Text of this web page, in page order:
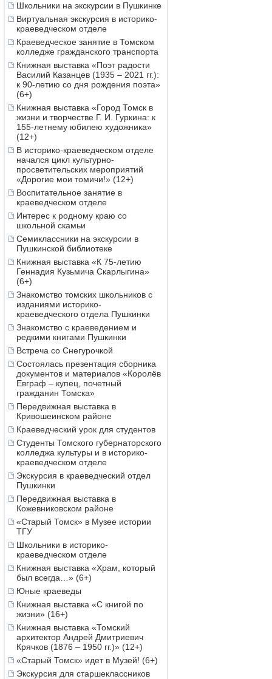
Школьники на экскурсии в Пушкинке
Виртуальная экскурсия в историко-
краеведческом отделе
Краеведческое занятие в Томском
колледже гражданского транспорта
Книжная выставка «Поэт радости
Василий Казанцев (1935 – 2021 гг.):
к 90-летию со дня рождения поэта»
(6+)
Книжная выставка «Город Томск в
жизни и творчестве Г. И. Гуркина: к
155-летнему юбилею художника»
(12+)
В историко-краеведческом отделе
начался цикл культурно-
просветительских мероприятий
«Дорогие мои томичи!» (12+)
Воспитательное занятие в
краеведческом отделе
Интерес к родному краю со
школьной скамьи
Семиклассники на экскурсии в
Пушкинской библиотеке
Книжная выставка «К 75-летию
Геннадия Кузьмича Скарлыгина»
(6+)
Знакомство томских школьников с
изданиями историко-
краеведческого отдела Пушкинки
Знакомство с краеведением и
редкими книгами Пушкинки
Встреча со Снегурочкой
Состоялась презентация сборника
документов и материалов «Королёв
Евграф – купец, почетный
гражданин Томска»
Передвижная выставка в
Кривошеинском районе
Краеведческий урок для студентов
Студенты Томского губернаторского
колледжа культуры и в историко-
краеведческом отделе
Экскурсия в краеведческий отдел
Пушкинки
Передвижная выставка в
Кожевниковском районе
«Старый Томск» в Музее истории
ТГУ
Школьники в историко-
краеведческом отделе
Книжная выставка «Храм, который
был всегда…» (6+)
Юные краеведы
Книжная выставка «С книгой по
жизни» (16+)
Книжная выставка «Томский
архитектор Андрей Дмитриевич
Крячков (1876 – 1950 гг.)» (12+)
«Старый Томск» идет в Музей! (6+)
Экскурсия для старшеклассников